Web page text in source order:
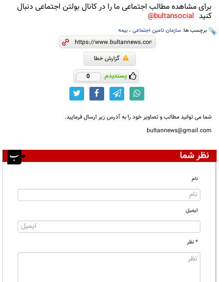
برای مشاهده مطالب اجتماعی ما را در کانال بولتن اجتماعی دنبال
کنید bultansocial@
برچسب ها: سازمان تامین اجتماعی ، بیمه
گزارش خطا
پسندیدم 0
شما می توانید مطالب و تصاویر خود را به آدرس زیر ارسال فرمایید.
bultannews@gmail.com
نظر شما
نام
ایمیل
* نظر